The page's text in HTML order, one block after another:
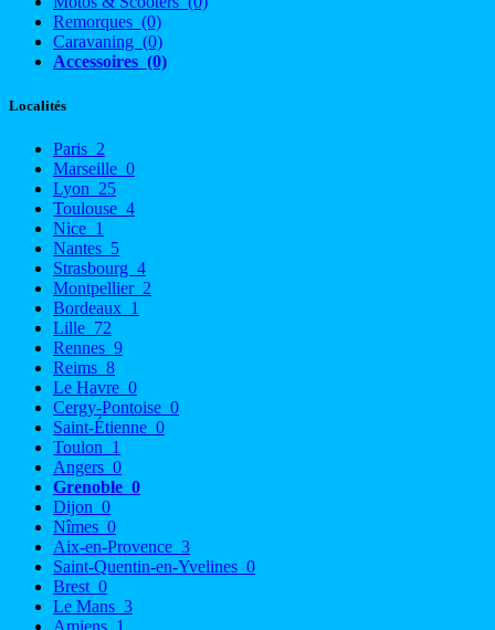
Remorques (0)
Caravaning (0)
Accessoires (0)
Localités
Paris 2
Marseille 0
Lyon 25
Toulouse 4
Nice 1
Nantes 5
Strasbourg 4
Montpellier 2
Bordeaux 1
Lille 72
Rennes 9
Reims 8
Le Havre 0
Cergy-Pontoise 0
Saint-Étienne 0
Toulon 1
Angers 0
Grenoble 0
Dijon 0
Nîmes 0
Aix-en-Provence 3
Saint-Quentin-en-Yvelines 0
Brest 0
Le Mans 3
Amiens 1